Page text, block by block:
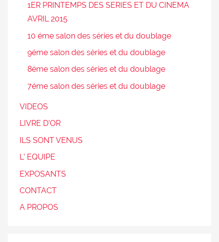
1ER PRINTEMPS DES SERIES ET DU CINEMA
AVRIL 2015
10 éme salon des séries et du doublage
9éme salon des séries et du doublage
8éme salon des séries et du doublage
7éme salon des séries et du doublage
VIDEOS
LIVRE D’OR
ILS SONT VENUS
L’ EQUIPE
EXPOSANTS
CONTACT
A PROPOS